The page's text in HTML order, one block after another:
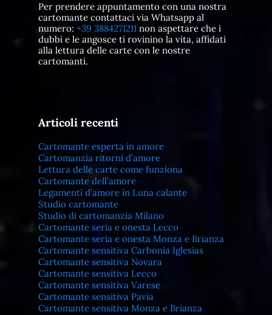
Per prendere appuntamento con una nostra
cartomante contattaci via Whatsapp al
numero: +39 3884271211non aspettare che i
dubbi e le angosce ti rovinino la vita, affidati
alla lettura delle carte con le nostre
cartomanti.
Articoli recenti
Cartomante esperta in amore
Cartomanzia ritorni d’amore
Lettura delle carte come funziona
Cartomante dell’amore
Legamenti d’amore in Luna calante
Studio cartomante
Studio di cartomanzia Milano
Cartomante seria e onesta Lecco
Cartomante seria e onesta Monza e Brianza
Cartomante sensitiva Carbonia Iglesias
Cartomante sensitiva Novara
Cartomante sensitiva Lecco
Cartomante sensitiva Varese
Cartomante sensitiva Pavia
Cartomante sensitiva Monza e Brianza